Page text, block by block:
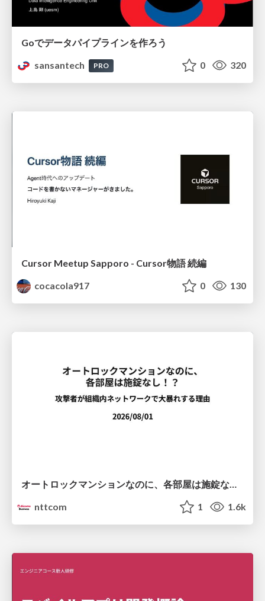
Goでデータパイプラインを作ろう
sansantech
PRO 0 320
Cursor Meetup Sapporo - Cursor物語 続編
cocacola917
0 130
nttcom
1 1.6k